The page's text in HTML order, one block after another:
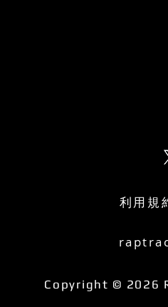
利用規
Copyright © 2026